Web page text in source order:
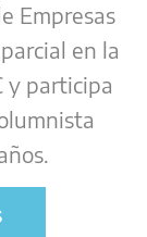
Empresas
en la
y participa